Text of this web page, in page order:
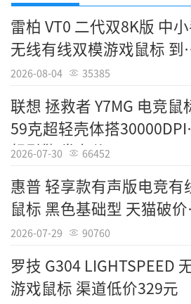
EVESKY 有线鼠标有线
家用笔记本网吧台式电脑
[经销商]天猫商城
[产品售价]￥5.9元
雷柏 VT0 二代双8K版 中
无线有线双模游戏鼠标 到
209元
2026-08-04 35385
联想 拯救者 Y7MG 电竞鼠
59克超轻壳体搭30000DPI
舰引擎 发布价499元
2026-07-30 66452
惠普 轻享款有声版电竞有
鼠标 黑色基础型 天猫破价
19.9元
2026-07-29 90760
罗技 G304 LIGHTSPEED
游戏鼠标 渠道低价329元